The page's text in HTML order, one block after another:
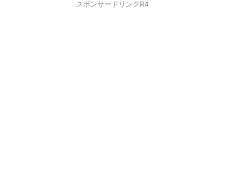
スポンサードリンクR4